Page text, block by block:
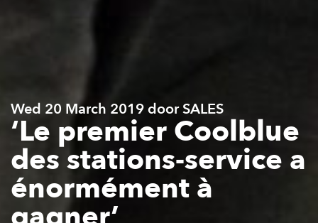
Wed 20 March 2019 door SALES
‘Le premier Coolblue
des stations-service a
énormément à